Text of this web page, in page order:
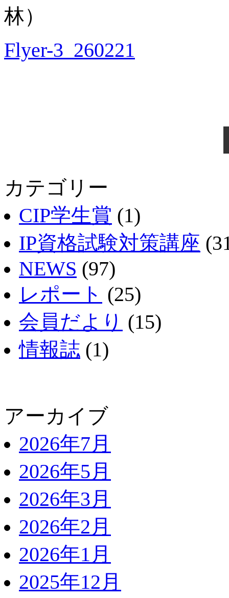
林）
Flyer-3_260221
カテゴリー
CIP学生賞 (1)
IP資格試験対策講座
NEWS (97)
レポート (25)
会員だより (15)
情報誌 (1)
アーカイブ
2026年7月
2026年5月
2026年3月
2026年2月
2026年1月
2025年12月